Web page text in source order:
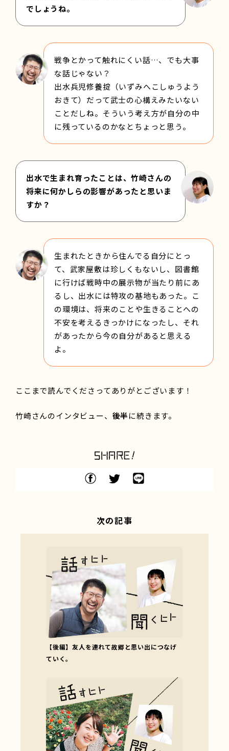
でしょうね。
戦争とかって触れにくい話…、でも大事
な話じゃない？
出水兵児修養掟（いずみへこしゅうよう
おきて）だって武士の心構えみたいない
ことだしね。そういう考え方が自分の中
に残っているのかなとちょっと思う。
出水で生まれ育ったことは、竹崎さんの
将来に何かしらの影響があったと思いま
すか？
生まれたときから住んでる自分にとっ
て、武家屋敷は珍しくもないし、図書館
に行けば戦時中の展示物が当たり前にあ
るし、出水には特攻の基地もあった。こ
の環境は、将来のことや生きることへの
不安を考えるきっかけになったし、それ
があったから今の自分があると思える
よ。
ここまで読んでくださってありがとございます！
竹崎さんのインタビュー、 後半に続きます。
次の記事
【後編】友人を連れて故郷と思い出につなげ
ていく。